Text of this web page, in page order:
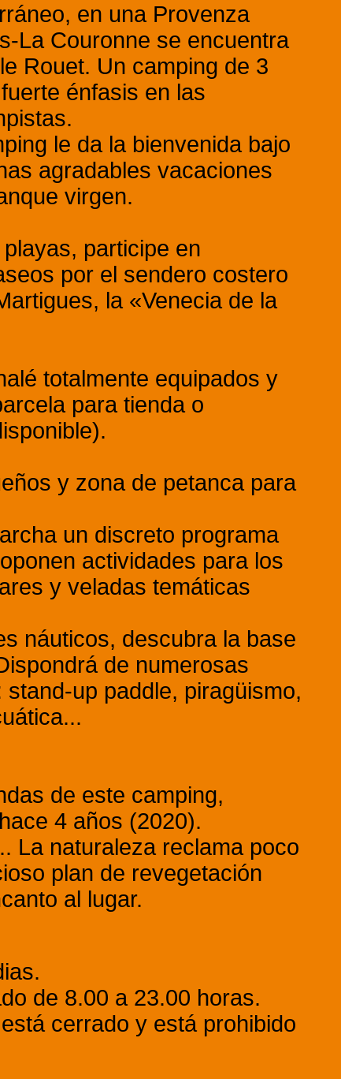
en una Provenza
La Couronne se encuentra
Rouet. Un camping de 3
énfasis en las
le da la bienvenida bajo
agradables vacaciones
virgen.
participe en
por el sendero costero
la «Venecia de la
totalmente equipados y
para tienda o
y zona de petanca para
un discreto programa
actividades para los
y veladas temáticas
náuticos, descubra la base
de numerosas
up paddle, piragüismo,
de este camping,
4 años (2020).
La naturaleza reclama poco
plan de revegetación
al lugar.
de 8.00 a 23.00 horas.
cerrado y está prohibido